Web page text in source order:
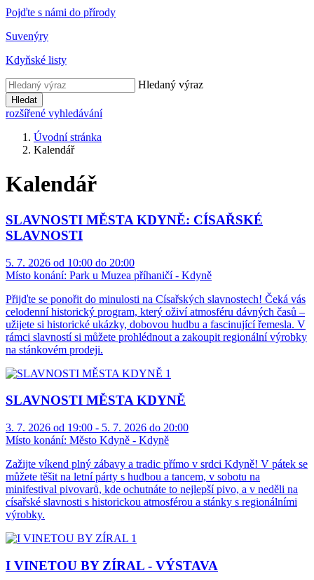
Pojďte s námi do přírody
Suvenýry
Kdyňské listy
Hledaný výraz
Hledat
rozšířené vyhledávání
Úvodní stránka
Kalendář
Kalendář
SLAVNOSTI MĚSTA KDYNĚ: CÍSAŘSKÉ
SLAVNOSTI
5. 7. 2026 od 10:00 do 20:00
Místo konání: Park u Muzea příhaničí - Kdyně
Přijďte se ponořit do minulosti na Císařských slavnostech! Čeká vás
celodenní historický program, který oživí atmosféru dávných časů –
užijete si historické ukázky, dobovou hudbu a fascinující řemesla. V
rámci slavností si můžete prohlédnout a zakoupit regionální výrobky
na stánkovém prodeji.
SLAVNOSTI MĚSTA KDYNĚ
3. 7. 2026 od 19:00 - 5. 7. 2026 do 20:00
Místo konání: Město Kdyně - Kdyně
Zažijte víkend plný zábavy a tradic přímo v srdci Kdyně! V pátek se
můžete těšit na letní párty s hudbou a tancem, v sobotu na
minifestival pivovarů, kde ochutnáte to nejlepší pivo, a v neděli na
císařské slavnosti s historickou atmosférou a stánky s regionálními
výrobky.
I VINETOU BY ZÍRAL - VÝSTAVA